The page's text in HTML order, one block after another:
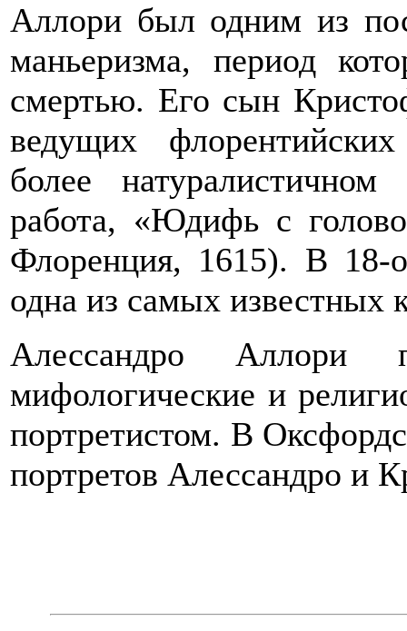
Аллори был одним из
маньеризма, период
смертью. Его сын
ведущих
более
работа, «Юдифь с
Флоренция, 1615). В 18-
одна из самых известных
Алессандро
мифологические и
портретистом. В
портретов Алессандро и